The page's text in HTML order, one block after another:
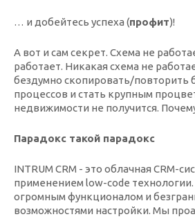
… и добейтесь успеха (профит)!
А вот и сам секрет. Схема не
работает. Никакая схема не
бездумно скопировать/повторить
процессов и стать крупным
недвижимости не получится.
Парадокс такой парадокс
INTRUM CRM - это облачная CRM-
применением low-code
огромным функционалом и
возможностями настройки. Мы